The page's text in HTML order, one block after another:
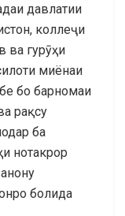
давлатии
коллеҷи
ва гурӯҳи
миёнаи
бо барномаи
рақсу
ба
нотакрор
болида